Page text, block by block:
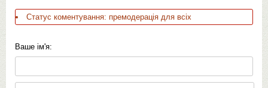
Статус коментування: премодерація для всіх
Ваше ім'я: